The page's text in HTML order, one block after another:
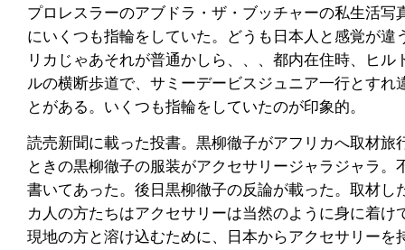
プロレスラーのアブドラ・ザ・ブッチャーの私生活写
にいくつも指輪をしていた。どうも日本人と感覚が違
リカじゃあそれが普通かしら、、、都内在住時、ヒル
ルの横断歩道で、サミーデービスジュニア一行とすれ
とがある。いくつも指輪をしていたのが印象的。
読売新聞に載った投書。黒柳徹子がアフリカへ取材旅
ときの黒柳徹子の服装がアクセサリージャラジャラ。
書いてあった。後日黒柳徹子の反論が載った。取材し
カ人の方たちはアクセサリーは当然のように身に着け
現地の方と溶け込むために、日本からアクセサリーを